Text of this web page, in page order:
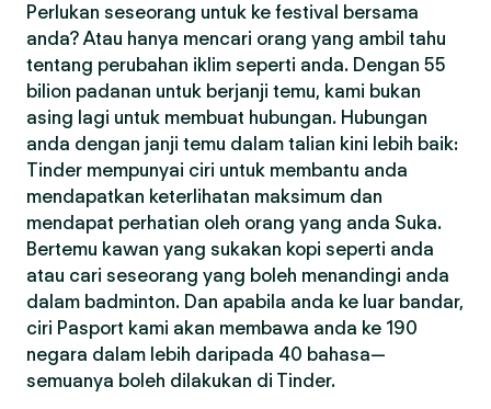
Perlukan seseorang untuk ke festival bersama
anda? Atau hanya mencari orang yang ambil tahu
tentang perubahan iklim seperti anda. Dengan 55
bilion padanan untuk berjanji temu, kami bukan
asing lagi untuk membuat hubungan. Hubungan
anda dengan janji temu dalam talian kini lebih baik:
Tinder mempunyai ciri untuk membantu anda
mendapatkan keterlihatan maksimum dan
mendapat perhatian oleh orang yang anda Suka.
Bertemu kawan yang sukakan kopi seperti anda
atau cari seseorang yang boleh menandingi anda
dalam badminton. Dan apabila anda ke luar bandar,
ciri Pasport kami akan membawa anda ke 190
negara dalam lebih daripada 40 bahasa—
semuanya boleh dilakukan di Tinder.